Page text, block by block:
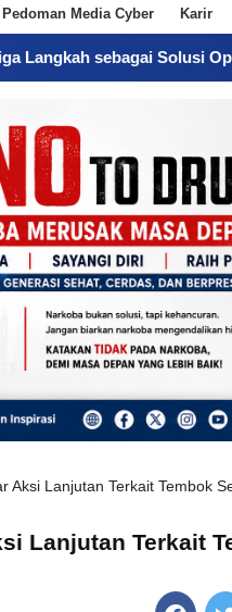
Pedoman Media Cyber Karir
Solusi Operasional Gaji
Aksi Lanjutan Terkait Tembok
Lanjutan Terkait